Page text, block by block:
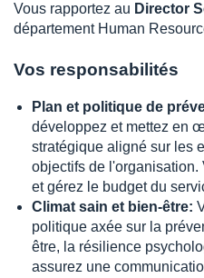
Vous rapportez au Director
département Human
Vos responsabilités
Plan et politique de
développez et mettez en
stratégique aligné sur les
objectifs de
et gérez le budget du
Climat sain et bien-être:
politique axée sur la
être, la résilience
assurez une